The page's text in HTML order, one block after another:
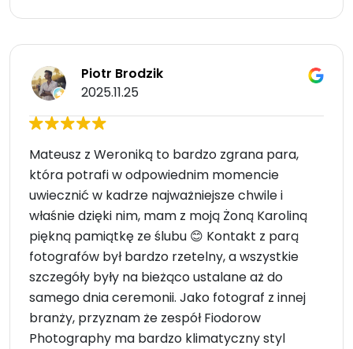
Piotr Brodzik
2025.11.25
Mateusz z Weroniką to bardzo zgrana para,
która potrafi w odpowiednim momencie
uwiecznić w kadrze najważniejsze chwile i
właśnie dzięki nim, mam z moją Żoną Karoliną
piękną pamiątkę ze ślubu 😊 Kontakt z parą
fotografów był bardzo rzetelny, a wszystkie
szczegóły były na bieżąco ustalane aż do
samego dnia ceremonii. Jako fotograf z innej
branży, przyznam że zespół Fiodorow
Photography ma bardzo klimatyczny styl